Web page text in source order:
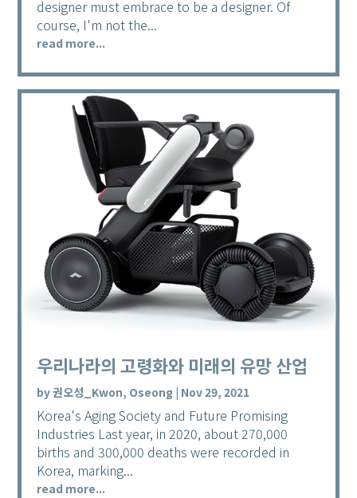
designer must embrace to be a designer. Of
course, I'm not the...
read more...
우리나라의 고령화와 미래의 유망 산업
by권오성_Kwon, Oseong | Nov 29, 2021
Korea's Aging Society and Future Promising
Industries Last year, in 2020, about 270,000
births and 300,000 deaths were recorded in
Korea, marking...
read more...